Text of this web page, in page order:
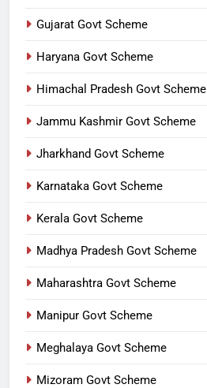
Gujarat Govt Scheme
Haryana Govt Scheme
Himachal Pradesh Govt Scheme
Jammu Kashmir Govt Scheme
Jharkhand Govt Scheme
Karnataka Govt Scheme
Kerala Govt Scheme
Madhya Pradesh Govt Scheme
Maharashtra Govt Scheme
Manipur Govt Scheme
Meghalaya Govt Scheme
Mizoram Govt Scheme